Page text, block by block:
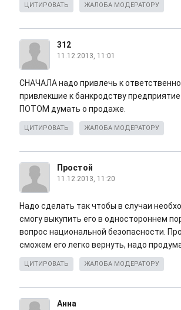
ЦИТИРОВАТЬ ЖАЛОБА МОДЕРАТОРУ
312
11.12.2013, 11:01
СНАЧАЛА надо привлечь к
привлекшие к банкродству
ПОТОМ думать о продаже.
ЦИТИРОВАТЬ ЖАЛОБА МОДЕРАТОРУ
Простой
11.12.2013, 11:20
Надо сделать так чтобы в случаи
смогу выкупить его в одностороннем
вопрос национальной безопасности.
сможем его легко вернуть, надо
ЦИТИРОВАТЬ ЖАЛОБА МОДЕРАТОРУ
Анна